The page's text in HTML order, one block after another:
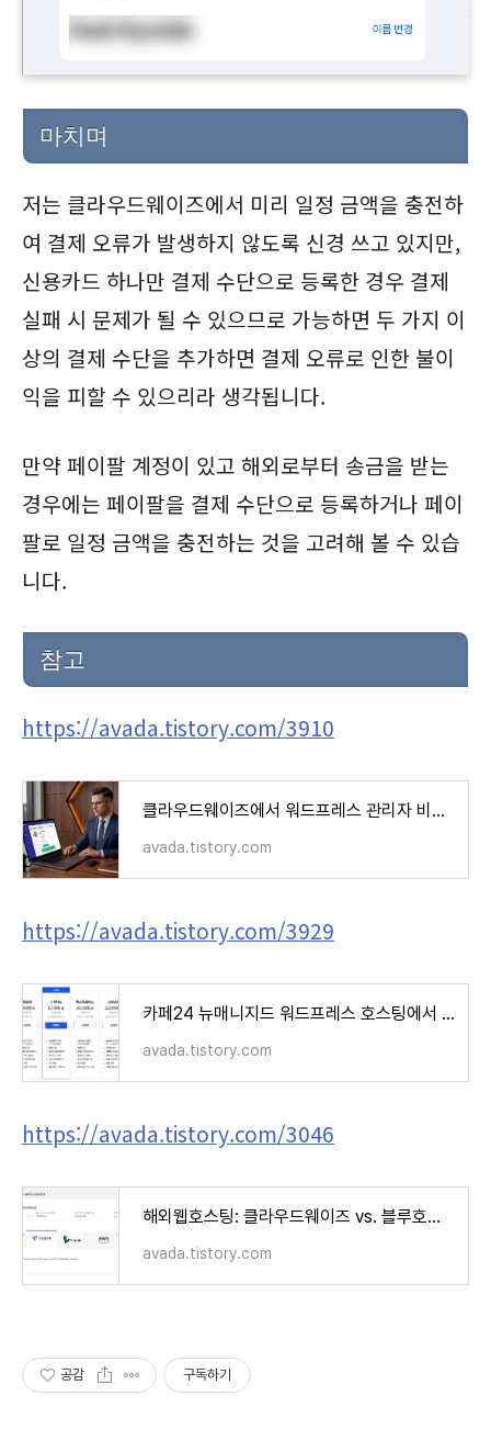
마치며
저는 클라우드웨이즈에서 미리 일정 금액을 충전하
여 결제 오류가 발생하지 않도록 신경 쓰고 있지만,
신용카드 하나만 결제 수단으로 등록한 경우 결제
실패 시 문제가 될 수 있으므로 가능하면 두 가지 이
상의 결제 수단을 추가하면 결제 오류로 인한 불이
익을 피할 수 있으리라 생각됩니다.
만약 페이팔 계정이 있고 해외로부터 송금을 받는
경우에는 페이팔을 결제 수단으로 등록하거나 페이
팔로 일정 금액을 충전하는 것을 고려해 볼 수 있습
니다.
참고
https://avada.tistory.com/3910
클라우드웨이즈에서 워드프레스 관리자 비밀번호를 쉽게 변경하는 방법
avada.tistory.com
https://avada.tistory.com/3929
카페24 뉴매니지드 워드프레스 호스팅에서 지원하는 PHP 버전 (2026년 기준)
avada.tistory.com
https://avada.tistory.com/3046
해외웹호스팅: 클라우드웨이즈 vs. 블루호스트 vs. 카페24 비교 (Cloudways vs. Bluehost vs. Cafe24)
avada.tistory.com
공감 구독하기